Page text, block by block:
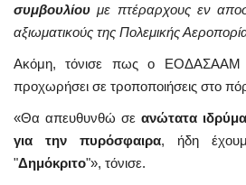
συμβουλίου με πτέραρχους εν
αξιωματικούς της Πολεμικής
Ακόμη, τόνισε πως ο ΕΟΔΑΣΑΑΜ
προχωρήσει σε τροποποιήσεις στο
«Θα απευθυνθώ σε ανώτατα
για την πυρόσφαιρα, ήδη
"Δημόκριτο"», τόνισε.